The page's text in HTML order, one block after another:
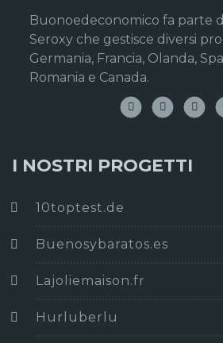
Buonoedeconomico fa parte
Seroxy che gestisce diversi
Germania, Francia, Olanda,
Romania e Canada.
I NOSTRI PROGETTI
10toptest.de
Buenosybaratos.es
Lajoliemaison.fr
Hurluberlu